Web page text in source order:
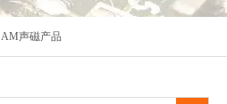
AM声磁产品